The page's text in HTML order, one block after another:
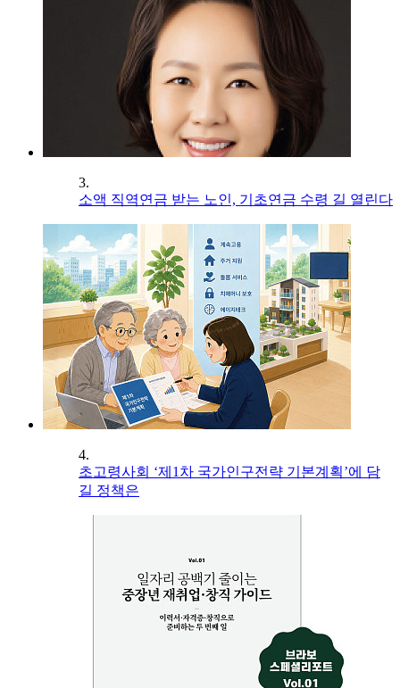
3.
소액 직역연금 받는 노인, 기초연금 수령 길 열린다
4.
초고령사회 ‘제1차 국가인구전략 기본계획’에 담
길 정책은